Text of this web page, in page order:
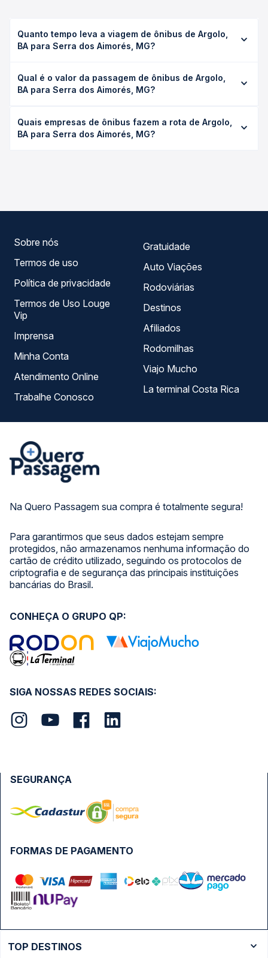
Quanto tempo leva a viagem de ônibus de Argolo,
BA para Serra dos Aimorés, MG?
Aimorés, MG leva em média 0 horas, podendo variar
conforme a viação, o tipo de serviço (convencional,
duração exata de cada opção na data desejada.
Qual é o valor da passagem de ônibus de Argolo,
BA para Serra dos Aimorés, MG?
dos Aimorés, MG custa em média não identificado e varia
conforme a data da viagem, a empresa, o tipo de poltrona
Quais empresas de ônibus fazem a rota de Argolo,
BA para Serra dos Aimorés, MG?
Na Quero Passagem sua compra é totalmente segura!
Para garantirmos que seus dados estejam sempre
protegidos, não armazenamos nenhuma informação do
cartão de crédito utilizado, seguindo os protocolos de
criptografia e de segurança das principais instituições
bancárias do Brasil.
Sobre nós
Termos de uso
Política de privacidade
Termos de Uso Louge
Vip
Imprensa
Minha Conta
Atendimento Online
Trabalhe Conosco
Gratuidade
Auto Viações
Rodoviárias
Destinos
Afiliados
Rodomilhas
Viajo Mucho
La terminal Costa Rica
SIGA NOSSAS REDES SOCIAIS:
CONHEÇA O GRUPO QP:
FORMAS DE PAGAMENTO
SEGURANÇA
TOP DESTINOS